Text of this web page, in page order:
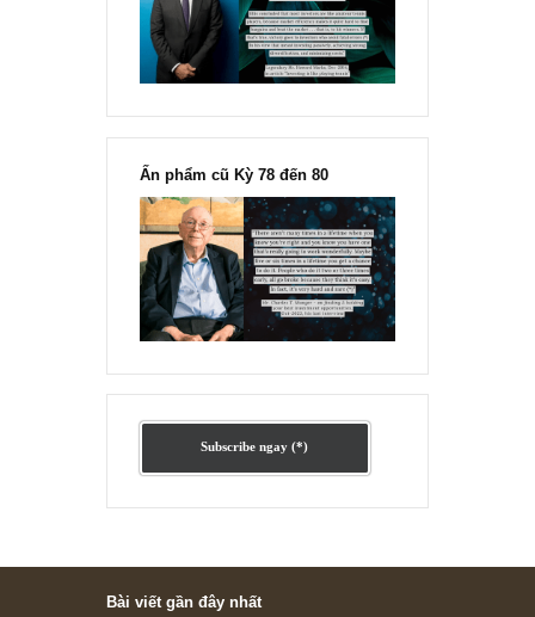
Ấn phẩm lẻ Kỳ 81 đến 83
Ấn phẩm cũ Kỳ 78 đến 80